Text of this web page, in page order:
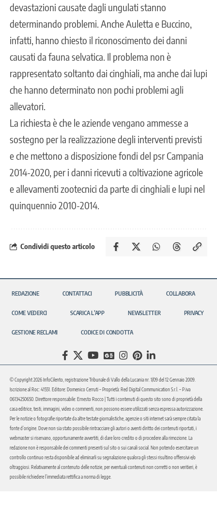
devastazioni causate dagli ungulati stanno
determinando problemi. Anche Auletta e Buccino,
infatti, hanno chiesto il riconoscimento dei danni
causati da fauna selvatica. Il problema non è
rappresentato soltanto dai cinghiali, ma anche dai lupi
che hanno determinato non pochi problemi agli
allevatori.
La richiesta è che le aziende vengano ammesse a
sostegno per la realizzazione degli interventi previsti
e che mettono a disposizione fondi del psr Campania
2014-2020, per i danni ricevuti a coltivazione agricole
e allevamenti zootecnici da parte di cinghiali e lupi nel
quinquennio 2010-2014.
Condividi questo articolo
REDAZIONE CONTATTACI PUBBLICITÀ COLLABORA
COME VEDERCI SCARICA L’APP NEWSLETTER PRIVACY
GESTIONE RECLAMI CODICE DI CONDOTTA
© Copyright 2026 InfoCilento, registrazione Tribunale di Vallo della Lucania nr. 1/09 del 12 Gennaio 2009.
Iscrizione al Roc: 41551. Editore: Domenico Cerruti – Proprietà: Red Digital Communication S.r.l. – P.iva
06134250650. Direttore responsabile: Ernesto Rocco | Tutti i contenuti di questo sito sono di proprietà della
casa editrice, testi, immagini, video o commenti, non possono essere utilizzati senza espressa autorizzazione.
Per le notizie o fotografie riportate da altre testate giornalistiche, agenzie o siti internet sarà sempre citata la
fonte d’origine. Dove non sia stato possibile rintracciare gli autori o aventi diritto dei contenuti riportati, i
webmaster si riservano, opportunamente avvertiti, di dare loro credito o di procedere alla rimozione. La
redazione non è responsabile dei commenti presenti sul sito o sui canali social. Non potendo esercitare un
controllo continuo resta disponibile ad eliminarli su segnalazione qualora gli stessi risultino offensivi e/o
oltraggiosi. Relativamente al contenuto delle notizie, per eventuali contenuti non corretti o non veritieri, è
possibile richiedere l’immediata rettifica a norma di legge.